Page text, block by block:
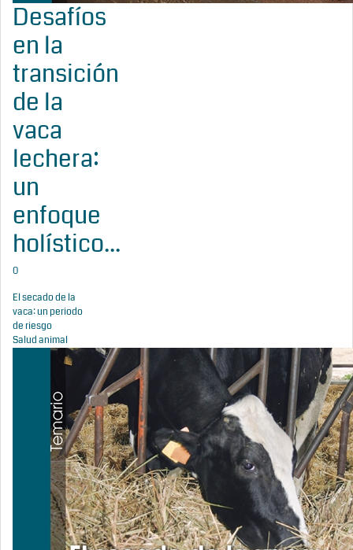
Desafíos
en la
transición
de la
vaca
lechera:
un
enfoque
holístico...
0
El secado de la
vaca: un periodo
de riesgo
Salud animal